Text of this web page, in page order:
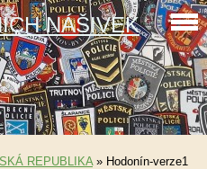
NÁŠIVEK
REPUBLIKA» Hodonín-verze1